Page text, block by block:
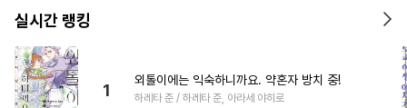
실시간 랭킹
1
외톨이에는 익숙하니까요. 약혼자 방치 중!
하레타 준 / 하레타 준, 아라세 야히로